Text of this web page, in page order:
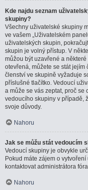
Kde najdu seznam
skupiny?
Všechny uživatelské skupiny
ve vašem „Uživatelském
uživatelských skupin,
skupin je volný přístup. V
můžou být uzavřené a
otevřená, můžete se stát jejím
členství ve skupině vyžaduje
příslušné tlačítko. Vedoucí
a může se vás zeptat, proč se
vedoucího skupiny v případě,
svoje důvody.
Nahoru
Jak se můžu stát vedoucím
Vedoucí skupiny je obvykle
Pokud máte zájem o
kontaktovat administrátora
Nahoru